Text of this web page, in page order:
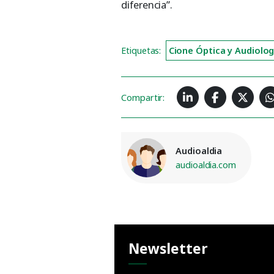
diferencia”.
Etiquetas: Cione Óptica y
Compartir:
Audioaldia
audioaldia.com
Newsletter